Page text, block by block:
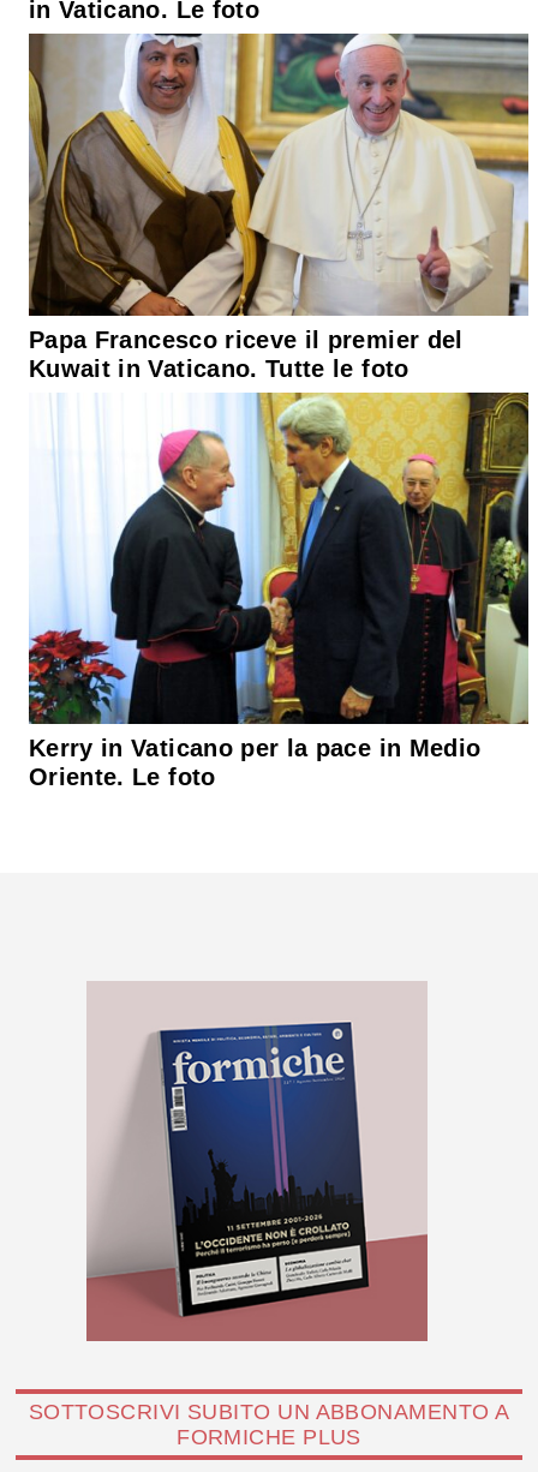
in Vaticano. Le foto
Papa Francesco riceve il premier del
Kuwait in Vaticano. Tutte le foto
Kerry in Vaticano per la pace in Medio
Oriente. Le foto
SOTTOSCRIVI SUBITO UN ABBONAMENTO A
FORMICHE PLUS